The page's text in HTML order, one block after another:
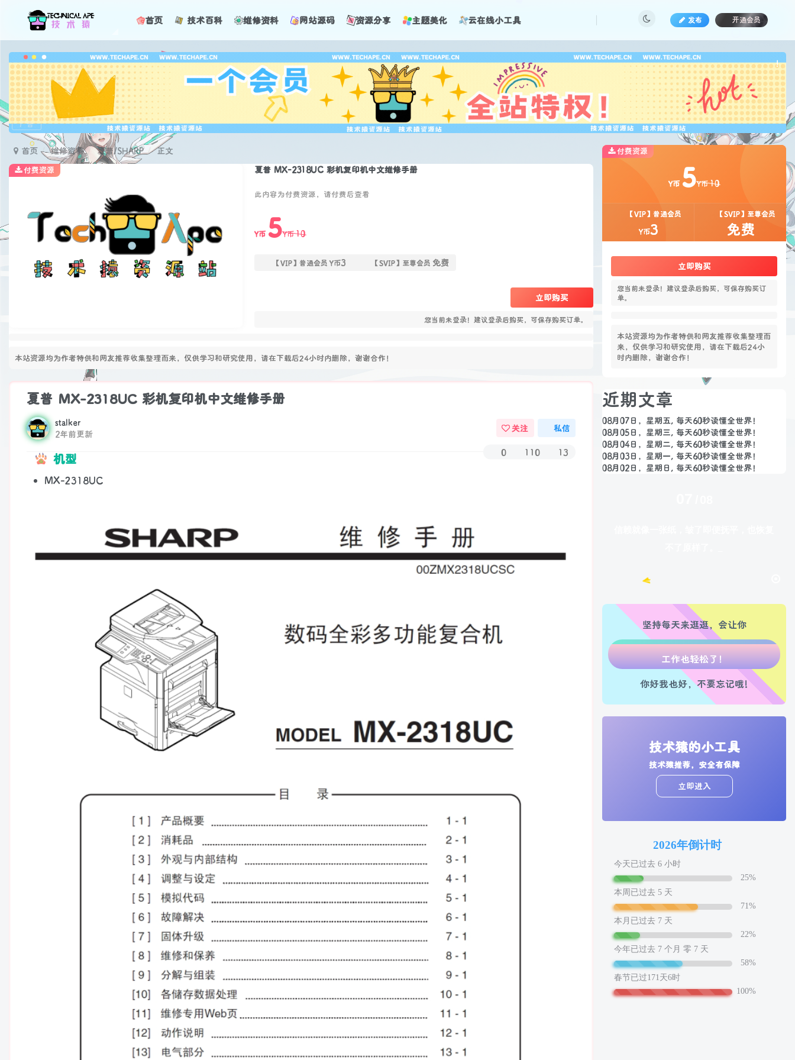
首页 技术百科 维修资料 网站源码 资源分享 主题美化 云在线小工具 发布 开通会员
!
广告
首页 维修资料 夏普/SHARP
正文
夏普 MX-2318UC 彩机复印机中文维修手册
此内容为付费资源，请付费后查看
Y币 5Y币10
【VIP】普通会员 Y币3 【SVIP】至尊会员 免费
立即购买
您当前未登录！建议登录后购买，可保存购买订单。
本站资源均为作者特供和网友推荐收集整理而来，仅供学习和研究使用，请在下载后24小时内删除，谢谢合作！
付费资源
夏普 MX-2318UC 彩机复印机中文维修手册
stalker
2年前更新
关注 私信
0 110 13
机型
MX-2318UC
付费资源
Y币 5Y币10
【VIP】普通会员
Y币3
【SVIP】至尊会员
免费
立即购买
您当前未登录！建议登录后购买，可保存购买订
单。
本站资源均为作者特供和网友推荐收集整理而
来，仅供学习和研究使用，请在下载后24小
时内删除，谢谢合作！
近期文章
08月07日，星期五, 每天60秒读懂全世界！
08月05日，星期三, 每天60秒读懂全世界！
08月04日，星期二, 每天60秒读懂全世界！
08月03日，星期一, 每天60秒读懂全世界！
08月02日，星期日, 每天60秒读懂全世界！
坚持每天来逛逛，会让你
走路也有劲了！
腿也不痛了！
腰也不酸了！
你好我也好，不要忘记哦!
技术猿的小工具
技术猿推荐，安全有保障
立即进入